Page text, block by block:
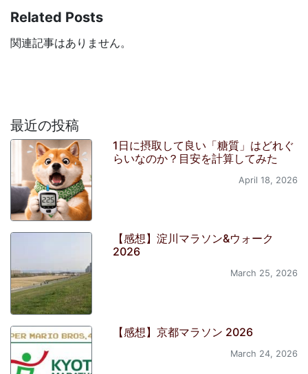
Related Posts
関連記事はありません。
最近の投稿
1日に摂取して良い「糖質」はどれぐ
らいなのか？目安を計算してみた
April 18, 2026
【感想】淀川マラソン&ウォーク
2026
March 25, 2026
【感想】京都マラソン 2026
March 24, 2026